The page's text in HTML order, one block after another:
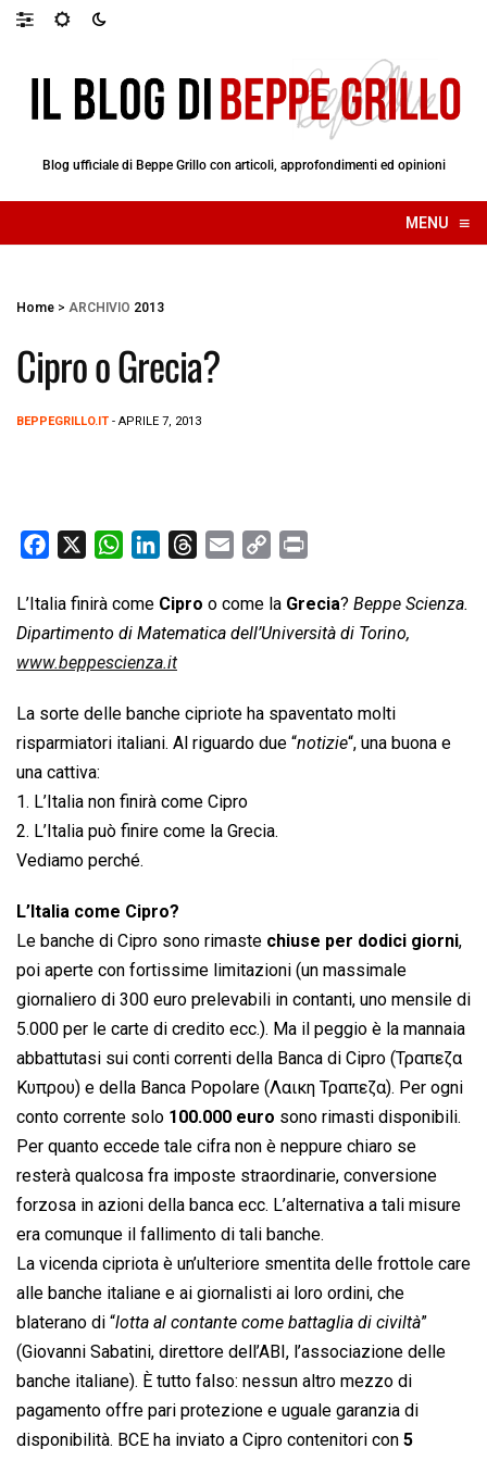
Blog ufficiale di Beppe Grillo con articoli, approfondimenti ed opinioni
MENU ≡
☰
Home > ARCHIVIO 2013
Cipro o Grecia?
BEPPEGRILLO.IT - APRILE 7, 2013
c
e
b
o
k
W
a
t
s
p
p
n
k
e
I
n
r
e
s
a
i
p
y
n
k
i
n
L’Italia finirà come Cipro o come la Grecia? Beppe Scienza.
Dipartimento di Matematica dell’Università di Torino,
www.beppescienza.it
La sorte delle banche cipriote ha spaventato molti
risparmiatori italiani. Al riguardo due “notizie“, una buona e
una cattiva:
1. L’Italia non finirà come Cipro
2. L’Italia può finire come la Grecia.
Vediamo perché.
L’Italia come Cipro?
Le banche di Cipro sono rimaste chiuse per dodici giorni,
poi aperte con fortissime limitazioni (un massimale
giornaliero di 300 euro prelevabili in contanti, uno mensile di
5.000 per le carte di credito ecc.). Ma il peggio è la mannaia
abbattutasi sui conti correnti della Banca di Cipro (Τραπεζα
Κυπρου) e della Banca Popolare (Λαικη Τραπεζα). Per ogni
conto corrente solo 100.000 euro sono rimasti disponibili.
Per quanto eccede tale cifra non è neppure chiaro se
resterà qualcosa fra imposte straordinarie, conversione
forzosa in azioni della banca ecc. L’alternativa a tali misure
era comunque il fallimento di tali banche.
La vicenda cipriota è un’ulteriore smentita delle frottole care
alle banche italiane e ai giornalisti ai loro ordini, che
blaterano di “lotta al contante come battaglia di civiltà”
(Giovanni Sabatini, direttore dell’ABI, l’associazione delle
banche italiane). È tutto falso: nessun altro mezzo di
pagamento offre pari protezione e uguale garanzia di
disponibilità. BCE ha inviato a Cipro contenitori con 5